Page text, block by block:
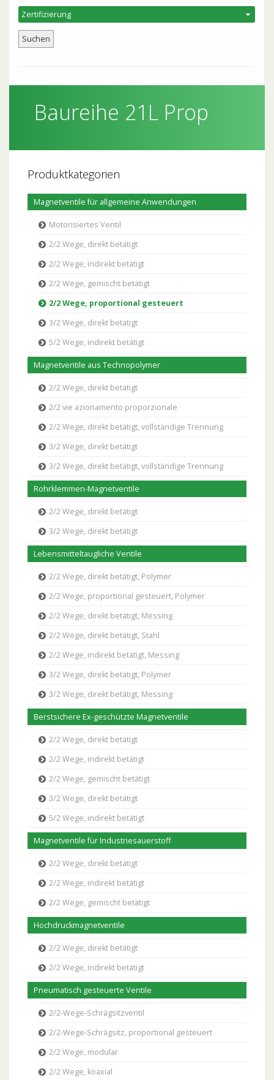
Baureihe 21L Prop
Produktkategorien
Magnetventile für allgemeine Anwendungen
Motorisiertes Ventil
2/2 Wege, direkt betätigt
2/2 Wege, indirekt betätigt
2/2 Wege, gemischt betätigt
2/2 Wege, proportional gesteuert
3/2 Wege, direkt betätigt
5/2 Wege, indirekt betätigt
Magnetventile aus Technopolymer
2/2 Wege, direkt betätigt
2/2 vie azionamento proporzionale
2/2 Wege, direkt betätigt, vollständige Trennung
3/2 Wege, direkt betätigt
3/2 Wege, direkt betätigt, vollständige Trennung
Rohrklemmen-Magnetventile
2/2 Wege, direkt betätigt
3/2 Wege, direkt betätigt
Lebensmitteltaugliche Ventile
2/2 Wege, direkt betätigt, Polymer
2/2 Wege, proportional gesteuert, Polymer
2/2 Wege, direkt betätigt, Messing
2/2 Wege, direkt betätigt, Stahl
2/2 Wege, indirekt betätigt, Messing
3/2 Wege, direkt betätigt, Polymer
3/2 Wege, direkt betätigt, Messing
Berstsichere Ex-geschützte Magnetventile
2/2 Wege, direkt betätigt
2/2 Wege, indirekt betätigt
2/2 Wege, gemischt betätigt
3/2 Wege, direkt betätigt
5/2 Wege, indirekt betätigt
Magnetventile für Industriesauerstoff
2/2 Wege, direkt betätigt
2/2 Wege, indirekt betätigt
2/2 Wege, gemischt betätigt
Hochdruckmagnetventile
2/2 Wege, direkt betätigt
2/2 Wege, indirekt betätigt
Pneumatisch gesteuerte Ventile
2/2-Wege-Schrägsitzventil
2/2-Wege-Schrägsitz, proportional gesteuert
2/2 Wege, modular
2/2 Wege, koaxial